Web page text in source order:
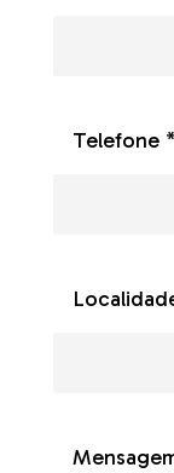
Telefone *